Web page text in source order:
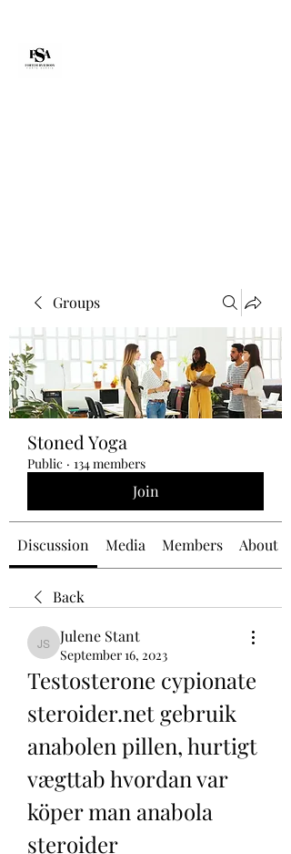
Groups
Stoned Yoga
Public · 134 members
Join
Discussion Media Members About
Back
Julene Stant
Julene Stant
September 16, 2023
Testosterone cypionate
steroider.net gebruik
anabolen pillen, hurtigt
vægttab hvordan var
köper man anabola
steroider